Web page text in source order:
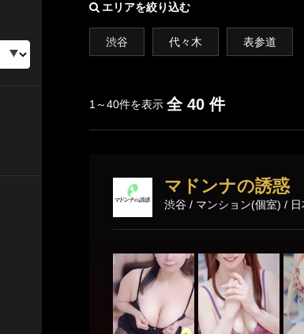
エリアを絞り込む
渋谷 代々木 表参道
1～40件を表示 全 40 件
マドンナの誘惑
渋谷 / マンション(個室) / 日
渋谷・代々木・表参道
東京駅・日本橋・八丁堀
上野・秋葉原・錦糸町エリア
錦糸町・亀戸
市ヶ谷・四谷
日暮里・鶯谷